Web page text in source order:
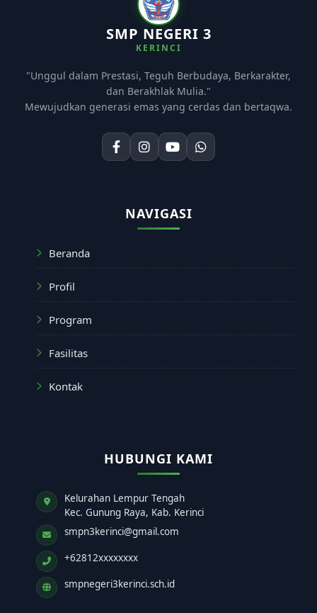
SMP NEGERI 3
KERINCI
"Unggul dalam Prestasi, Teguh Berbudaya, Berkarakter,
dan Berakhlak Mulia."
Mewujudkan generasi emas yang cerdas dan bertaqwa.
NAVIGASI
Beranda
Profil
Program
Fasilitas
Kontak
HUBUNGI KAMI
Kelurahan Lempur Tengah
Kec. Gunung Raya, Kab. Kerinci
smpn3kerinci@gmail.com
+62812xxxxxxxx
smpnegeri3kerinci.sch.id